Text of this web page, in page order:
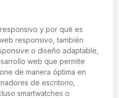
y por qué es
responsivo, también
o diseño adaptable,
web que permite
de manera óptima en
de escritorio,
smartwatches o